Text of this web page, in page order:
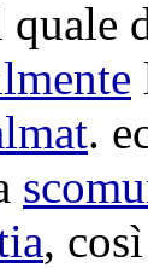
.
,